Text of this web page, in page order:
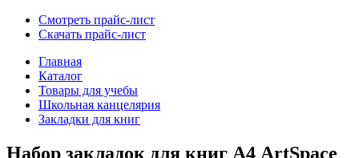
Смотреть прайс-лист
Скачать прайс-лист
Главная
Каталог
Товары для учебы
Школьная канцелярия
Закладки для книг
Набор закладок для книг А4 ArtSpace